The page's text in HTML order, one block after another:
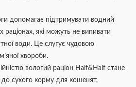
допомагає підтримувати водний
раціонах, які можуть не випивати
води. Це слугує чудовою
хвороби.
вологий раціон Half&Half стане
сухого корму для кошенят,